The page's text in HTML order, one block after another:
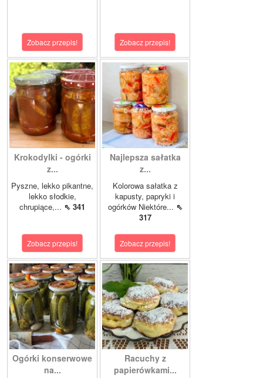
Zobacz przepis! Zobacz przepis!
Krokodylki - ogórki
z...
Pyszne, lekko pikantne,
lekko słodkie,
chrupiące,... ⇖ 341
Zobacz przepis!
Najlepsza sałatka
z...
Kolorowa sałatka z
kapusty, papryki i
ogórków Niektóre... ⇖
317
Zobacz przepis!
Ogórki konserwowe
na...
Racuchy z
papierówkami...